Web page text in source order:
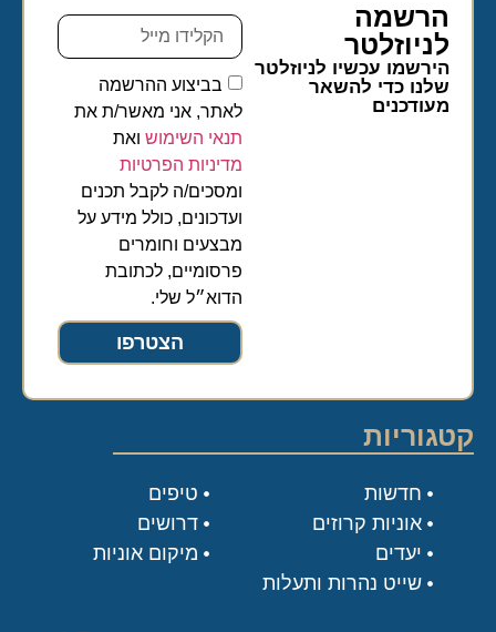
הרשמה
לניוזלטר​
הירשמו עכשיו לניוזלטר
שלנו כדי להשאר
מעודכנים
בביצוע ההרשמה
לאתר, אני מאשר/ת את
תנאי השימושואת
מדיניות הפרטיות
ומסכים/ה לקבל תכנים
ועדכונים, כולל מידע על
מבצעים וחומרים
פרסומיים, לכתובת
הדוא״ל שלי.
הצטרפו
קטגוריות
טיפים
דרושים
מיקום אוניות
חדשות
אוניות קרוזים
יעדים
שייט נהרות ותעלות